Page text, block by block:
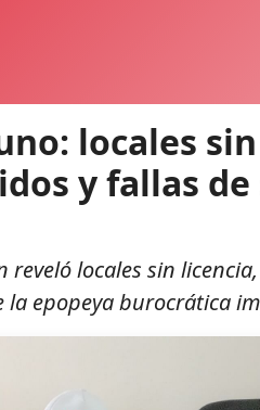
locales
y fallas
reveló locales sin
epopeya burocrática